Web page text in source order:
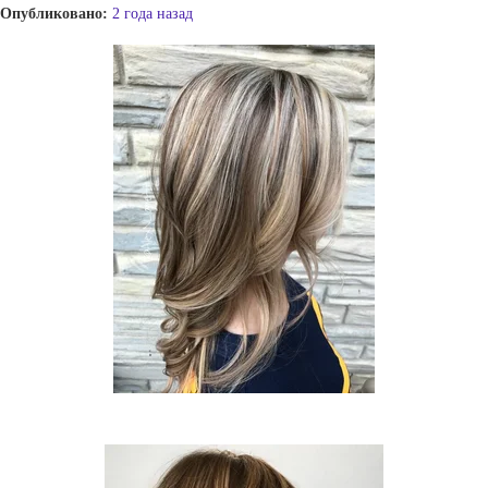
Опубликовано: 2 года назад